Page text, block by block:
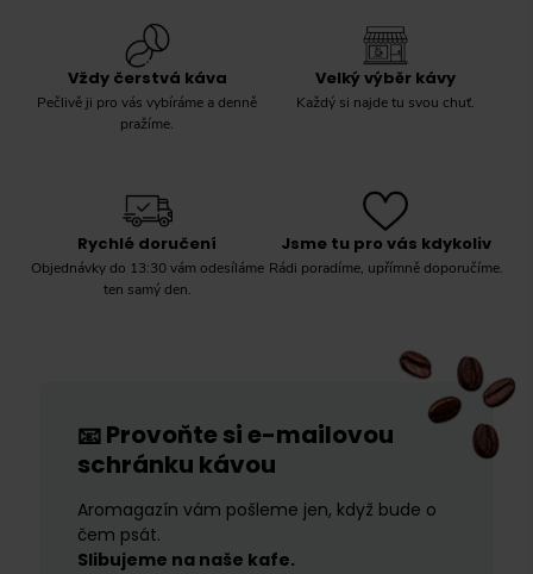
Vždy čerstvá káva
Pečlivě ji pro vás vybíráme a denně
pražíme.
Velký výběr kávy
Každý si najde tu svou chuť.
Rychlé doručení
Objednávky do 13:30 vám odesíláme
ten samý den.
Jsme tu pro vás kdykoliv
Rádi poradíme, upřímně doporučíme.
📧Provoňte si e-mailovou
schránku kávou
Aromagazín vám pošleme jen, když bude o
čem psát.
Slibujeme na naše kafe.